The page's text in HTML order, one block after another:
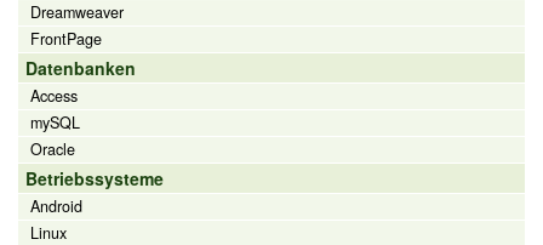
Dreamweaver
FrontPage
Datenbanken
Access
mySQL
Oracle
Betriebssysteme
Android
Linux